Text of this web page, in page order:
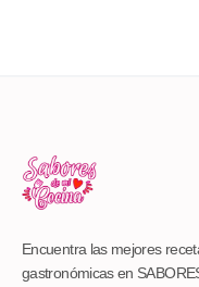
Encuentra las mejores
gastronómicas en